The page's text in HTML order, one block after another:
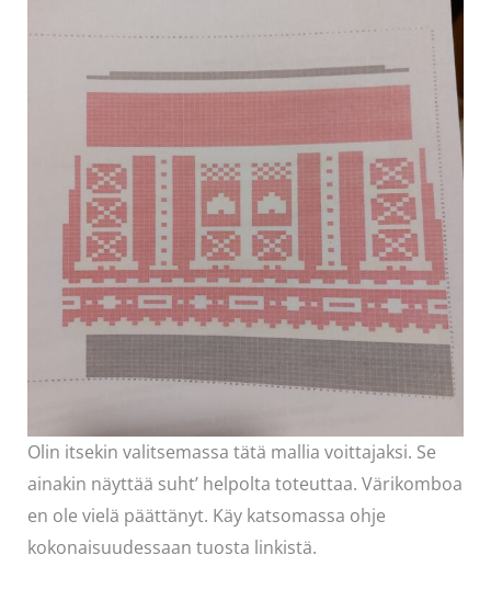
Olin itsekin valitsemassa tätä mallia voittajaksi. Se
ainakin näyttää suht’ helpolta toteuttaa. Värikomboa
en ole vielä päättänyt. Käy katsomassa ohje
kokonaisuudessaan tuosta linkistä.